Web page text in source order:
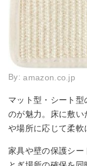
By:amazon.co.jp
マット型・シート
のが魅力。床に敷い
や場所に応じて柔軟
家具や壁の保護シー